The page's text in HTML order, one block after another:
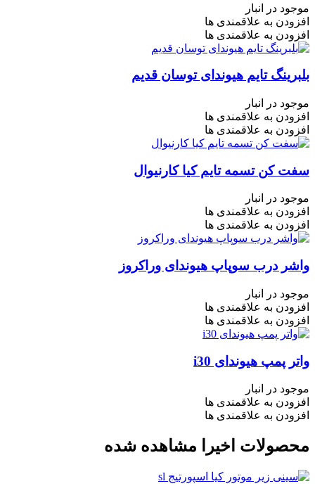
موجود در انبار
افزودن به علاقمندی ها
افزودن به علاقمندی ها
بلبرینگ تایم هیوندای توسان قدیم
موجود در انبار
افزودن به علاقمندی ها
افزودن به علاقمندی ها
سفت کن تسمه تایم کیا کارنیوال
موجود در انبار
افزودن به علاقمندی ها
افزودن به علاقمندی ها
واشر درب سوپاپ هیوندای وراکروز
موجود در انبار
افزودن به علاقمندی ها
افزودن به علاقمندی ها
واتر پمپ هیوندای i30
موجود در انبار
افزودن به علاقمندی ها
افزودن به علاقمندی ها
محصولات اخیرا مشاهده شده